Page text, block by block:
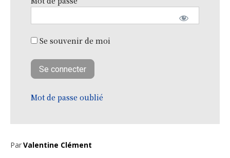
Se souvenir de moi
Mot de passe oublié
ParValentine Clément